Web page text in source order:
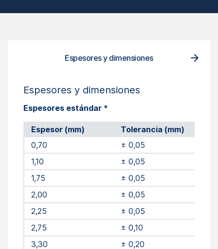
Espesores y dimensiones
Espesores y dimensiones
Espesores estándar *
Espesor (mm)
Tolerancia (mm)
0,70
± 0,05
1,10
± 0,05
1,75
± 0,05
2,00
± 0,05
2,25
± 0,05
2,75
± 0,10
3,30
± 0,20